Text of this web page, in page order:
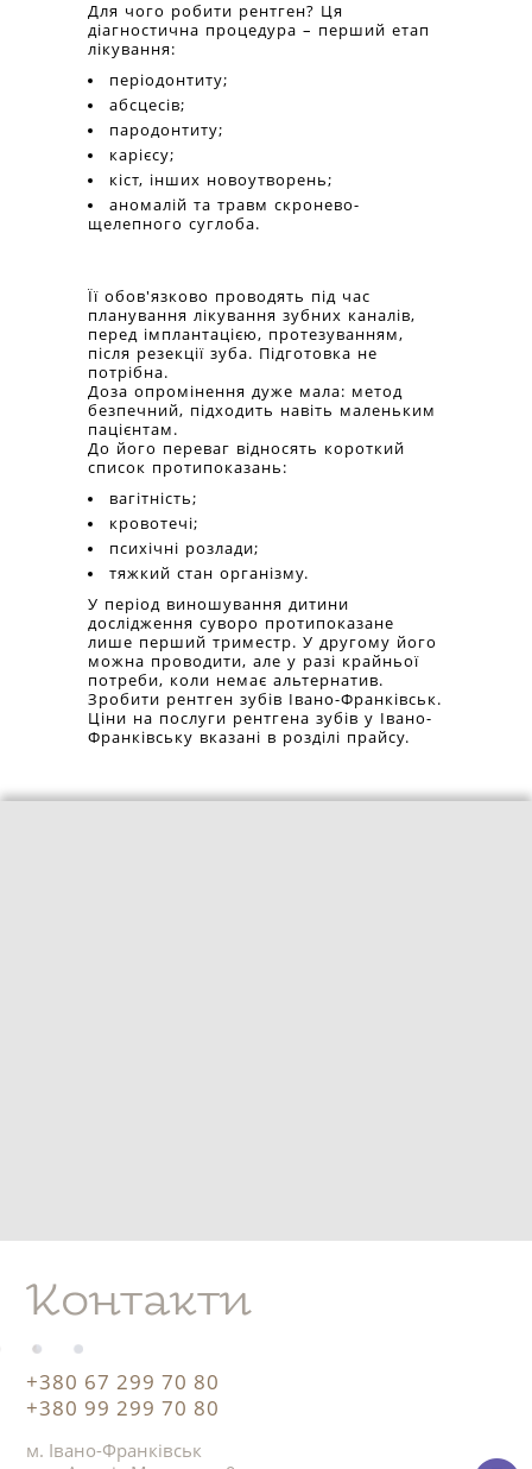
Для чого робити рентген? Ця
діагностична процедура – перший етап
лікування:
періодонтиту;
абсцесів;
пародонтиту;
карієсу;
кіст, інших новоутворень;
аномалій та травм скронево-
щелепного суглоба.
Її обов'язково проводять під час
планування лікування зубних каналів,
перед імплантацією, протезуванням,
після резекції зуба. Підготовка не
потрібна.
Доза опромінення дуже мала: метод
безпечний, підходить навіть маленьким
пацієнтам.
До його переваг відносять короткий
список протипоказань:
вагітність;
кровотечі;
психічні розлади;
тяжкий стан організму.
У період виношування дитини
дослідження суворо протипоказане
лише перший триместр. У другому його
можна проводити, але у разі крайньої
потреби, коли немає альтернатив.
Зробити рентген зубів Івано-Франківськ.
Ціни на послуги рентгена зубів у Івано-
Франківську вказані в розділі прайсу.
Контакти
+380 67 299 70 80
+380 99 299 70 80
м. Івано-Франківськ